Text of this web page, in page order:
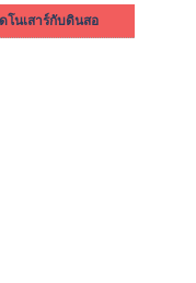
โนเสาร์กับดินสอ